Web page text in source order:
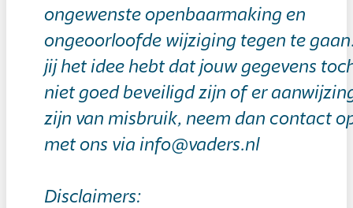
ongewenste openbaarmaking en
ongeoorloofde wijziging tegen te
jij het idee hebt dat jouw gegevens
niet goed beveiligd zijn of er
zijn van misbruik, neem dan contact
met ons via info@vaders.nl
Disclaimers: